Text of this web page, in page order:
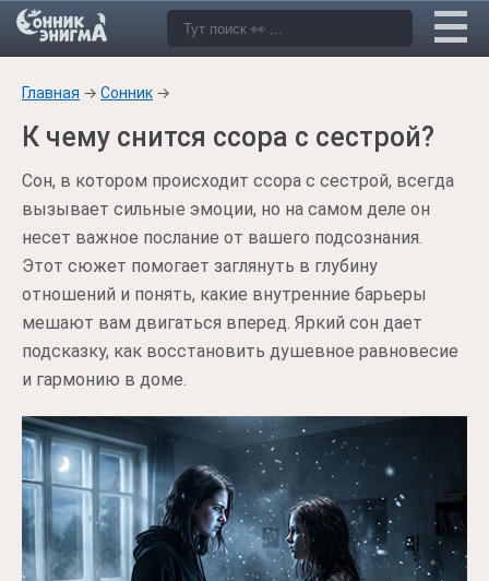
Главная → Сонник →
К чему снится ссора с сестрой?
Сон, в котором происходит ссора с сестрой, всегда
вызывает сильные эмоции, но на самом деле он
несет важное послание от вашего подсознания.
Этот сюжет помогает заглянуть в глубину
отношений и понять, какие внутренние барьеры
мешают вам двигаться вперед. Яркий сон дает
подсказку, как восстановить душевное равновесие
и гармонию в доме.